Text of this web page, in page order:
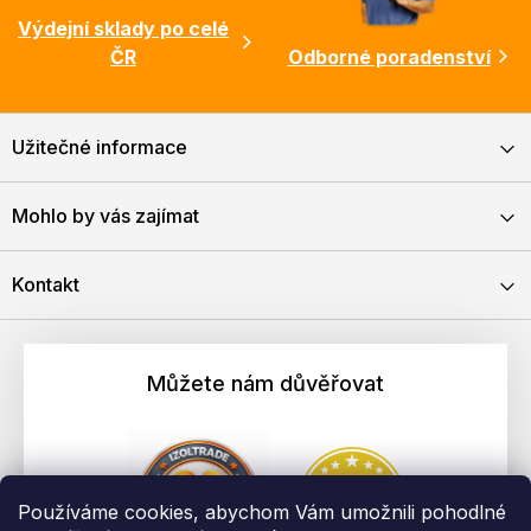
Používáme cookies, abychom Vám umožnili pohodlné
Výdejní sklady po celé
ČR
Odborné poradenství
Užitečné informace
Mohlo by vás zajímat
Kontakt
Můžete nám důvěřovat